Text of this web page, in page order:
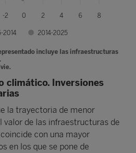
incluye las infraestructuras
2014 2014-2025
-2 0 2 4 6 8
climático. Inversiones
la trayectoria de menor
valor de las infraestructuras de
con una mayor
en los que se pone de